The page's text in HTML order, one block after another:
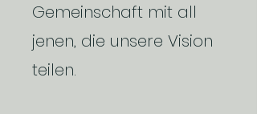
Gemeinschaft mit all
jenen, die unsere Vision
teilen.